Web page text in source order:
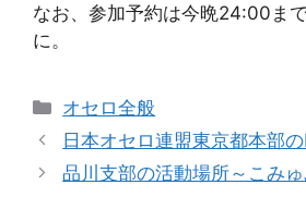
なお、参加予約は今晩24:00ま
に。
カ
テ
リ
オセロ全般
日本オセロ連盟東京都本部
品川支部の活動場所～こみ